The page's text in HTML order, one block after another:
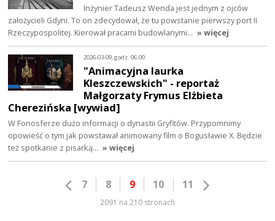
Inżynier Tadeusz Wenda jest jednym z ojców
założycieli Gdyni. To on zdecydował, że tu powstanie pierwszy port II
Rzeczypospolitej. Kierował pracami budowlanymi… » więcej
2026-03-09, godz. 06:00
"Animacyjna laurka
Kleszczewskich" - reportaż
Małgorzaty Frymus Elżbieta
Cherezińska [wywiad]
W Fonosferze dużo informacji o dynastii Gryfitów. Przypomnimy
opowieść o tym jak powstawał animowany film o Bogusławie X. Będzie
też spotkanie z pisarką… » więcej
7 8 9 10 11
2091 na 210 stronach